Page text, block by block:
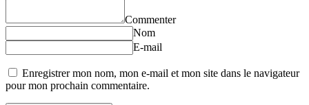
Commenter
Nom
E-mail
Enregistrer mon nom, mon e-mail et mon site dans le navigateur
pour mon prochain commentaire.